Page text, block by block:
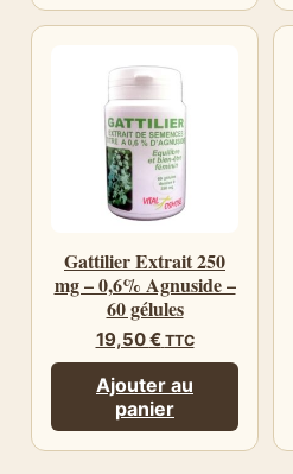
Gattilier Extrait 250
mg – 0,6% Agnuside –
60 gélules
19,50€ TTC
Ajouter au
panier